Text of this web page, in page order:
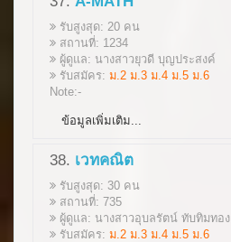
รับสูงสุด: 20 คน
สถานที่: 1234
ผู้ดูแล: นางสาวยุวดี บุญประสงค์
รับสมัคร: ม.2 ม.3 ม.4 ม.5 ม.6
Note:-
ข้อมูลเพิ่มเติม...
38. เวทคณิต
รับสูงสุด: 30 คน
สถานที่: 735
ผู้ดูแล: นางสาวอุบลรัตน์ ทับทิมทอง
รับสมัคร: ม.2 ม.3 ม.4 ม.5 ม.6